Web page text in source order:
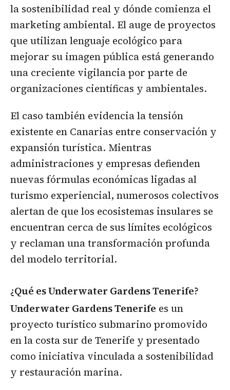
la sostenibilidad real y dónde comienza el
marketing ambiental. El auge de proyectos
que utilizan lenguaje ecológico para
mejorar su imagen pública está generando
una creciente vigilancia por parte de
organizaciones científicas y ambientales.
El caso también evidencia la tensión
existente en Canarias entre conservación y
expansión turística. Mientras
administraciones y empresas defienden
nuevas fórmulas económicas ligadas al
turismo experiencial, numerosos colectivos
alertan de que los ecosistemas insulares se
encuentran cerca de sus límites ecológicos
y reclaman una transformación profunda
del modelo territorial.
¿Qué es Underwater Gardens Tenerife?
Underwater Gardens Tenerife es un
proyecto turístico submarino promovido
en la costa sur de Tenerife y presentado
como iniciativa vinculada a sostenibilidad
y restauración marina.